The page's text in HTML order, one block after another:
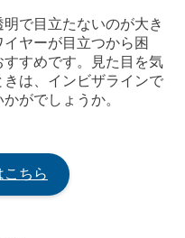
で目立たないのが大き
ヤーが目立つから困
すめです。見た目を気
は、インビザラインで
がでしょうか。
こちら